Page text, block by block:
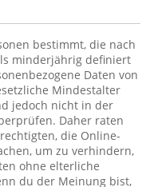
bestimmt, die nach
minderjährig definiert
Daten von
Mindestalter
jedoch nicht in der
Daher raten
die Online-
um zu verhindern,
ohne elterliche
du der Meinung bist,